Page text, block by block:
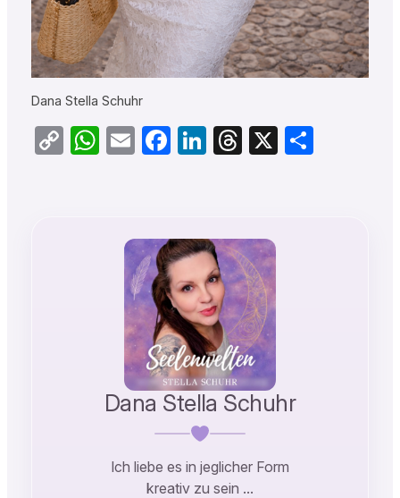
Dana Stella Schuhr
CopyWhatsApp
EmailFacebook
LinkedIn
Threads
X Teilen
Dana Stella Schuhr
Ich liebe es in jeglicher Form
kreativ zu sein …